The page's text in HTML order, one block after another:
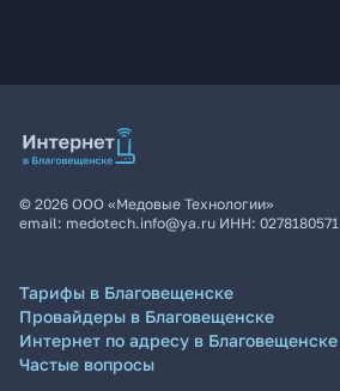
© 2026 ООО «Медовые Технологии»
email: medotech.info@ya.ru ИНН: 0278180571
Тарифы в Благовещенске
Провайдеры в Благовещенске
Интернет по адресу в Благовещенске
Частые вопросы